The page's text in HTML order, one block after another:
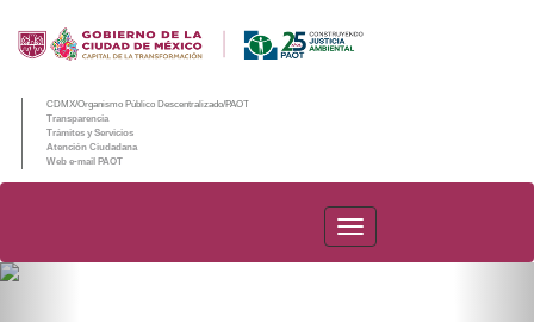
CDMX/Organismo Público Descentralizado/PAOT
Transparencia
Trámites y Servicios
Atención Ciudadana
Web e-mail PAOT
PAOT